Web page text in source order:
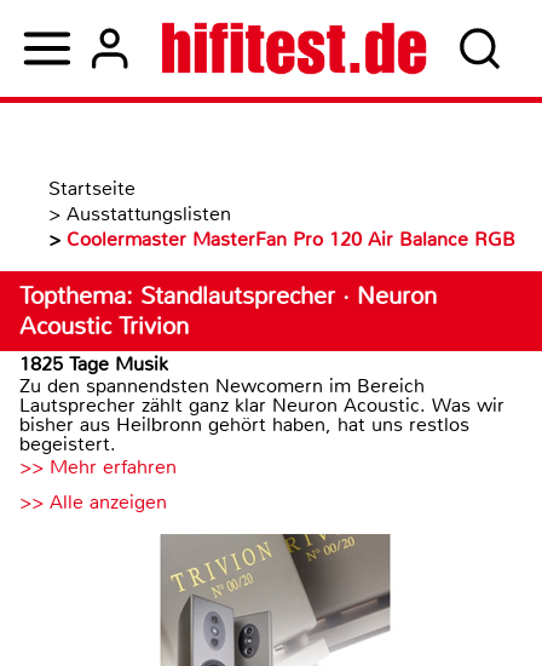
Startseite
> Ausstattungslisten
> Coolermaster MasterFan Pro 120 Air Balance RGB
Topthema: Standlautsprecher · Neuron
Acoustic Trivion
1825 Tage Musik
Zu den spannendsten Newcomern im Bereich
Lautsprecher zählt ganz klar Neuron Acoustic. Was wir
bisher aus Heilbronn gehört haben, hat uns restlos
begeistert.
>> Mehr erfahren
>> Alle anzeigen